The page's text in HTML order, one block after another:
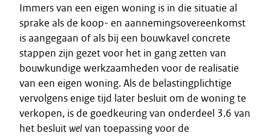
Immers van een eigen woning is in die situatie al
sprake als de koop- en aannemingsovereenkomst
is aangegaan of als bij een bouwkavel concrete
stappen zijn gezet voor het in gang zetten van
bouwkundige werkzaamheden voor de realisatie
van een eigen woning. Als de belastingplichtige
vervolgens enige tijd later besluit om de woning te
verkopen, is de goedkeuring van onderdeel 3.6 van
het besluitwelvan toepassing voor de